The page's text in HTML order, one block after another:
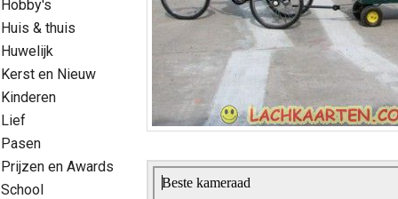
Hobby's
Huis & thuis
Huwelijk
Kerst en Nieuw
Kinderen
Lief
Pasen
Prijzen en Awards
School